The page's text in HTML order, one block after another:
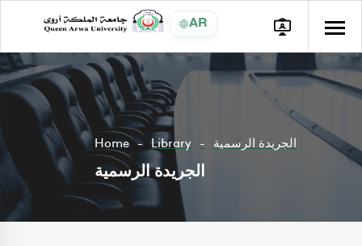
AR
Home Library الجريدة الرسمية
الجريدة الرسمية